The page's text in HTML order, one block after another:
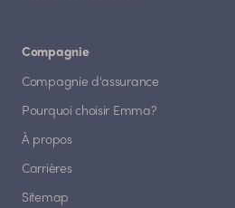
Compagnie
Compagnie d'assurance
Pourquoi choisir Emma?
À propos
Carrières
Sitemap